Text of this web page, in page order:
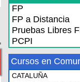
FP
FP a Distancia
Pruebas Libres
PCPI
Cursos en
CATALUÑA